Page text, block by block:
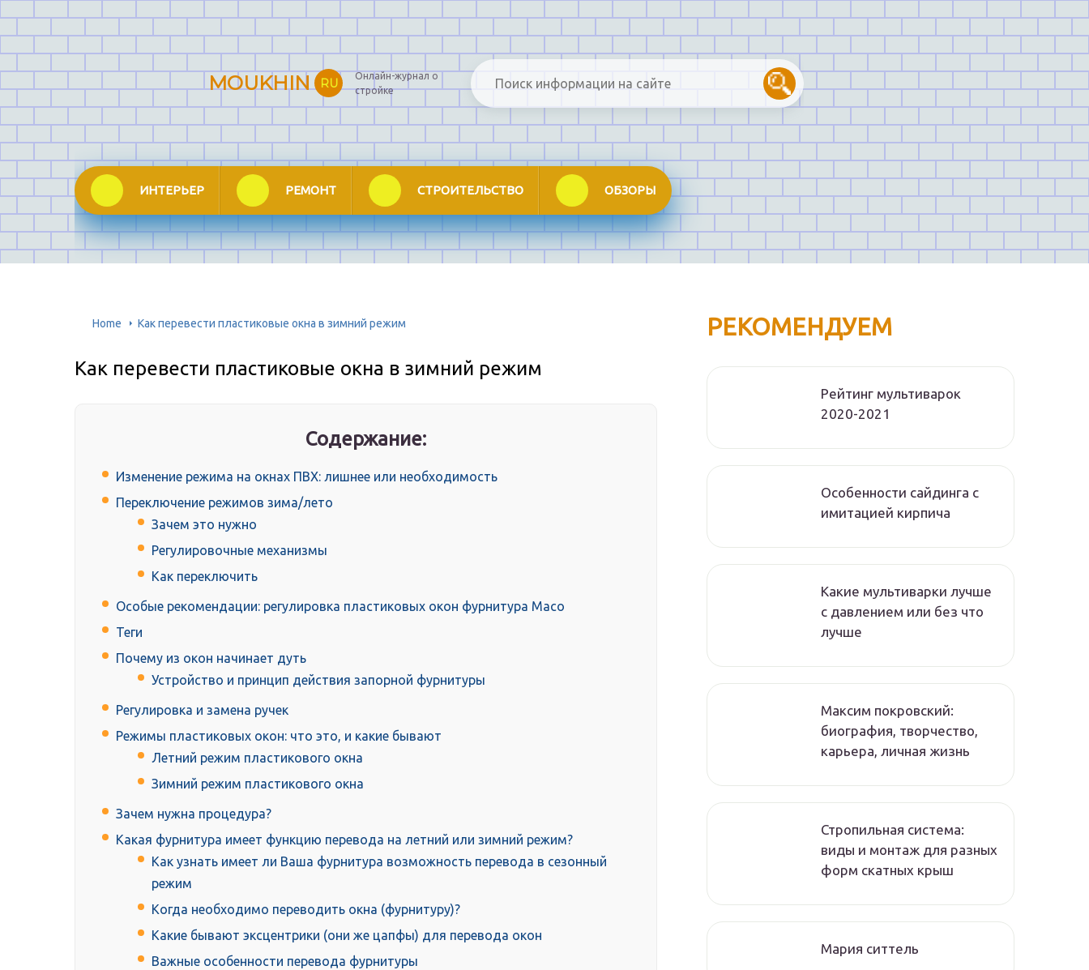
MOUKHIN RU
Онлайн-журнал о
стройке
ИНТЕРЬЕР РЕМОНТ СТРОИТЕЛЬСТВО ОБЗОРЫ
Home Как перевести пластиковые окна в зимний режим
Как перевести пластиковые окна в зимний режим
Содержание:
Изменение режима на окнах ПВХ: лишнее или необходимость
Переключение режимов зима/лето
Зачем это нужно
Регулировочные механизмы
Как переключить
Особые рекомендации: регулировка пластиковых окон фурнитура Maco
Теги
Почему из окон начинает дуть
Устройство и принцип действия запорной фурнитуры
Регулировка и замена ручек
Режимы пластиковых окон: что это, и какие бывают
Летний режим пластикового окна
Зимний режим пластикового окна
Зачем нужна процедура?
Какая фурнитура имеет функцию перевода на летний или зимний режим?
Как узнать имеет ли Ваша фурнитура возможность перевода в сезонный
режим
Когда необходимо переводить окна (фурнитуру)?
Какие бывают эксцентрики (они же цапфы) для перевода окон
Важные особенности перевода фурнитуры
РЕКОМЕНДУЕМ
Рейтинг мультиварок
2020-2021
Особенности сайдинга с
имитацией кирпича
Какие мультиварки лучше
с давлением или без что
лучше
Максим покровский:
биография, творчество,
карьера, личная жизнь
Стропильная система:
виды и монтаж для разных
форм скатных крыш
Мария ситтель